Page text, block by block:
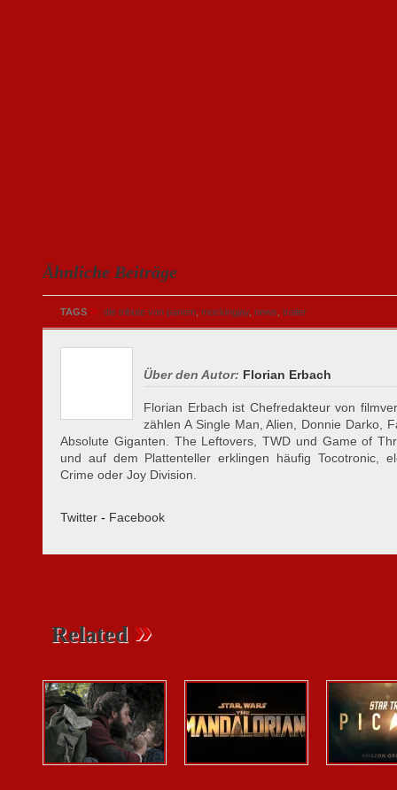
Ähnliche Beiträge
TAGS » die tribute von panem mockingjay, news trailer
Über den Autor: Florian Erbach
Florian Erbach ist Chefredakteur von
zählen A Single Man, Alien, Donnie Darko,
Absolute Giganten. The Leftovers, TWD und Game of
und auf dem Plattenteller erklingen häufig Tocotronic,
Crime oder Joy Division.
Twitter - Facebook
Related »